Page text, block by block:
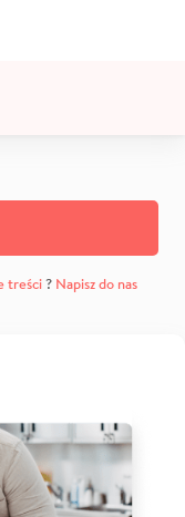
treści? Napisz do nas